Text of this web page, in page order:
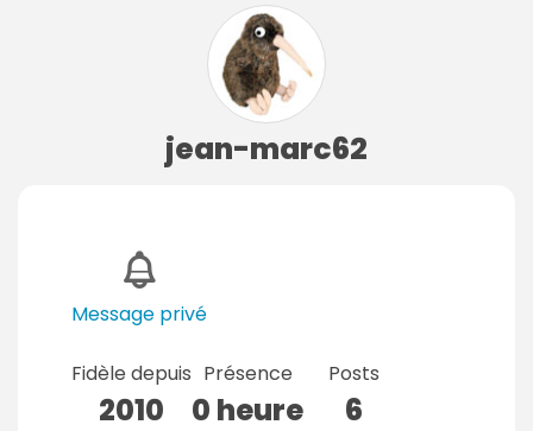
jean-marc62
Message privé
Fidèle depuis
2010
Présence
0 heure
Posts
6